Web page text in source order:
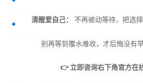
清醒爱自己： 不再被动等待，把选
别再等到覆水难收，才后悔没有早
👉 立即咨询右下角官方在